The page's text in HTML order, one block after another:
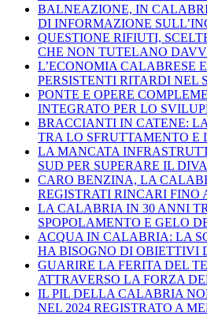
BALNEAZIONE, IN
DI INFORMAZIONE
QUESTIONE RIFIUTI,
CHE NON TUTELANO
L’ECONOMIA CALABRESE
PERSISTENTI RITARDI NEL
PONTE E OPERE
INTEGRATO PER LO
BRACCIANTI IN CATENE:
TRA LO SFRUTTAMENTO E
LA MANCATA
SUD PER SUPERARE IL
CARO BENZINA, LA
REGISTRATI RINCARI FINO
LA CALABRIA IN 30 ANNI
SPOPOLAMENTO E GELO
ACQUA IN CALABRIA: LA
HA BISOGNO DI OBIETTIVI
GUARIRE LA FERITA DEL
ATTRAVERSO LA FORZA
IL PIL DELLA CALABRIA
NEL 2024 REGISTRATO A